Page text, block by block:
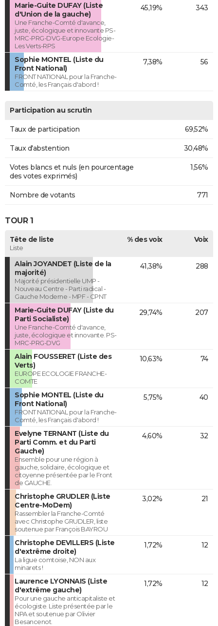
Marie-Guite DUFAY (Liste
d'Union de la gauche)
Une Franche-Comté d'avance,
juste, écologique et innovante PS-
MRC-PRG-DVG-Europe Ecologie-
Les Verts-RPS
45,19% 343
Sophie MONTEL (Liste du
Front National)
FRONT NATIONAL pour la Franche-
Comté, les Français d'abord !
7,38% 56
Participation au scrutin
Taux de participation 69,52%
Taux d'abstention 30,48%
Votes blancs et nuls (en pourcentage
des votes exprimés)
1,56%
Nombre de votants 771
TOUR 1
Tête de liste
Liste
% des voix Voix
Alain JOYANDET (Liste de la
majorité)
Majorité présidentielle UMP -
Nouveau Centre - Parti radical -
Gauche Moderne - MPF - CPNT
41,38% 288
Marie-Guite DUFAY (Liste du
Parti Socialiste)
Une Franche-Comté d'avance,
juste, écologique et innovante. PS-
MRC-PRG-DVG
29,74% 207
Alain FOUSSERET (Liste des
Verts)
EUROPE ECOLOGIE FRANCHE-
COMTE
10,63% 74
Sophie MONTEL (Liste du
Front National)
FRONT NATIONAL pour la Franche-
Comté, les Français d'abord !
5,75% 40
Evelyne TERNANT (Liste du
Parti Comm. et du Parti
Gauche)
Ensemble pour une région à
gauche, solidaire, écologique et
citoyenne présentée par le Front
de GAUCHE.
4,60% 32
Christophe GRUDLER (Liste
Centre-MoDem)
Rassembler la Franche-Comté
avec Christophe GRUDLER, liste
soutenue par François BAYROU
3,02% 21
Christophe DEVILLERS (Liste
d'extrême droite)
La ligue comtoise, NON aux
minarets !
1,72% 12
Laurence LYONNAIS (Liste
d'extrême gauche)
Pour une gauche anticapitaliste et
écologiste. Liste présentée par le
NPA et soutenue par Olivier
Besancenot.
1,72% 12